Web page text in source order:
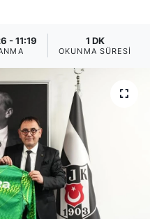
- 11:19 1 DK
OKUNMA SÜRESI